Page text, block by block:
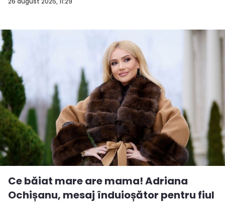
Ce băiat mare are mama! Adriana
Ochișanu, mesaj înduioșător pentru fiul